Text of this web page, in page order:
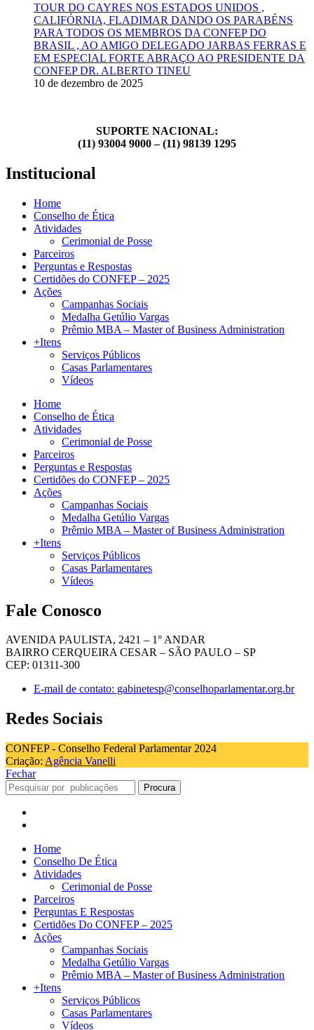
TOUR DO CAYRES NOS ESTADOS UNIDOS ,
CALIFÓRNIA, FLADIMAR DANDO OS PARABÉNS
PARA TODOS OS MEMBROS DA CONFEP DO
BRASIL , AO AMIGO DELEGADO JARBAS FERRAS E
EM ESPECIAL FORTE ABRAÇO AO PRESIDENTE DA
CONFEP DR. ALBERTO TINEU
10 de dezembro de 2025
SUPORTE NACIONAL:
(11) 93004 9000 – (11) 98139 1295
Institucional
Home
Conselho de Ética
Atividades
Cerimonial de Posse
Parceiros
Perguntas e Respostas
Certidões do CONFEP – 2025
Ações
Campanhas Sociais
Medalha Getúlio Vargas
Prêmio MBA – Master of Business Administration
+Itens
Serviços Públicos
Casas Parlamentares
Vídeos
Home
Conselho de Ética
Atividades
Cerimonial de Posse
Parceiros
Perguntas e Respostas
Certidões do CONFEP – 2025
Ações
Campanhas Sociais
Medalha Getúlio Vargas
Prêmio MBA – Master of Business Administration
+Itens
Serviços Públicos
Casas Parlamentares
Vídeos
Fale Conosco
AVENIDA PAULISTA, 2421 – 1° ANDAR
BAIRRO CERQUEIRA CESAR – SÃO PAULO – SP
CEP: 01311-300
E-mail de contato: gabinetesp@conselhoparlamentar.org.br
Redes Sociais
CONFEP - Conselho Federal Parlamentar 2024
Criação: Agência Vanelli
Fechar
Procura
Home
Conselho De Ética
Atividades
Cerimonial de Posse
Parceiros
Perguntas E Respostas
Certidões Do CONFEP – 2025
Ações
Campanhas Sociais
Medalha Getúlio Vargas
Prêmio MBA – Master of Business Administration
+Itens
Serviços Públicos
Casas Parlamentares
Vídeos